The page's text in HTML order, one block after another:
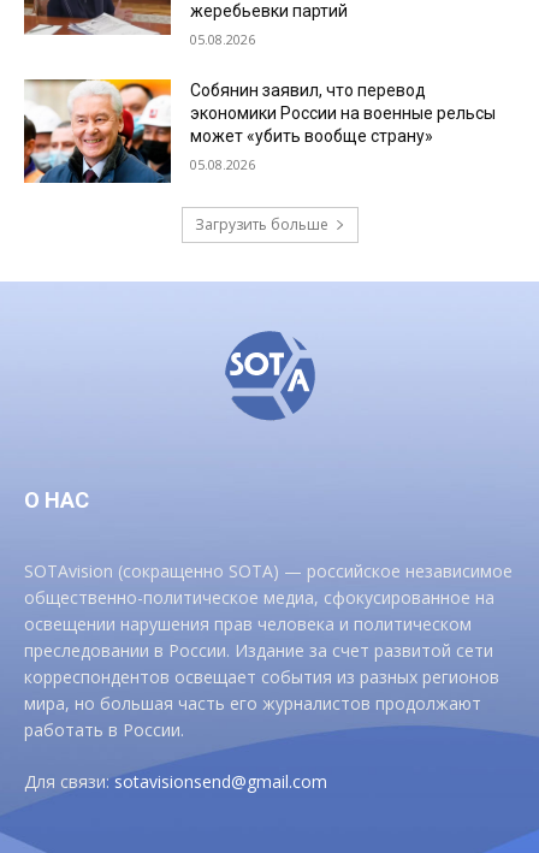
жеребьевки партий
05.08.2026
Собянин заявил, что перевод
экономики России на военные рельсы
может «убить вообще страну»
05.08.2026
Загрузить больше
О НАС
SOTAvision (сокращенно SOTA) — российское независимое
общественно-политическое медиа, сфокусированное на
освещении нарушения прав человека и политическом
преследовании в России. Издание за счет развитой сети
корреспондентов освещает события из разных регионов
мира, но большая часть его журналистов продолжают
работать в России.
Для связи:sotavisionsend@gmail.com